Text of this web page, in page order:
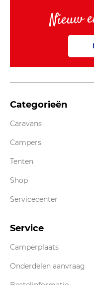
Nieuw
Categorieën
Caravans
Campers
Tenten
Shop
Servicecenter
Service
Camperplaats
Onderdelen aanvraag